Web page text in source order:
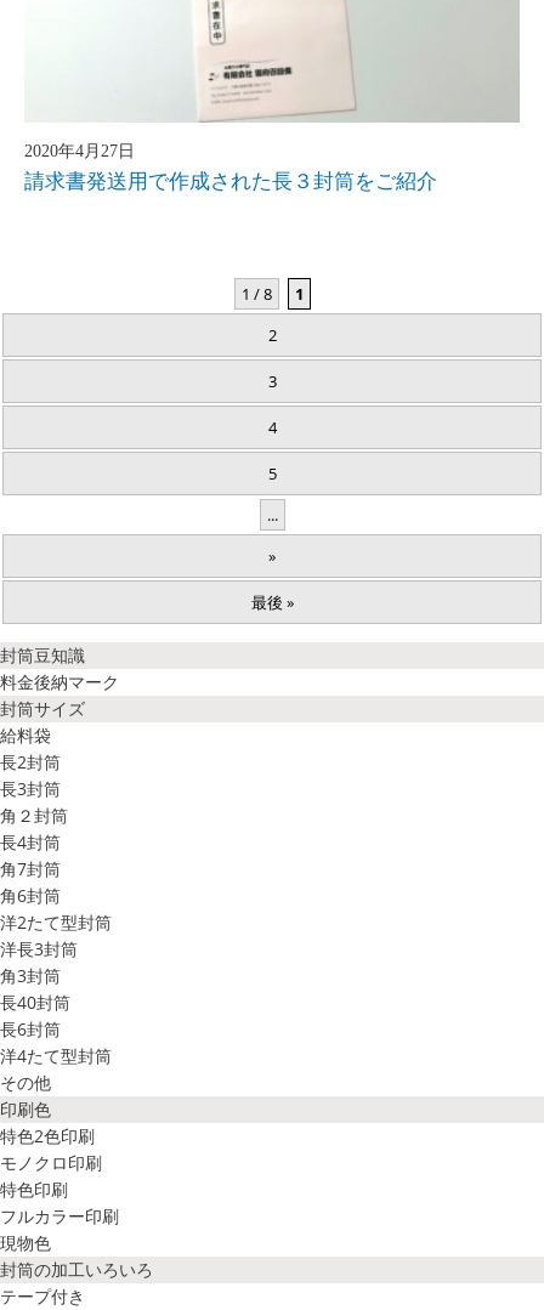
2020年4月27日
請求書発送用で作成された長３封筒をご紹介
1 / 8
1
2
3
4
5
...
»
最後 »
封筒豆知識
料金後納マーク
封筒サイズ
給料袋
長2封筒
長3封筒
角２封筒
長4封筒
角7封筒
角6封筒
洋2たて型封筒
洋長3封筒
角3封筒
長40封筒
長6封筒
洋4たて型封筒
その他
印刷色
特色2色印刷
モノクロ印刷
特色印刷
フルカラー印刷
現物色
封筒の加工いろいろ
テープ付き